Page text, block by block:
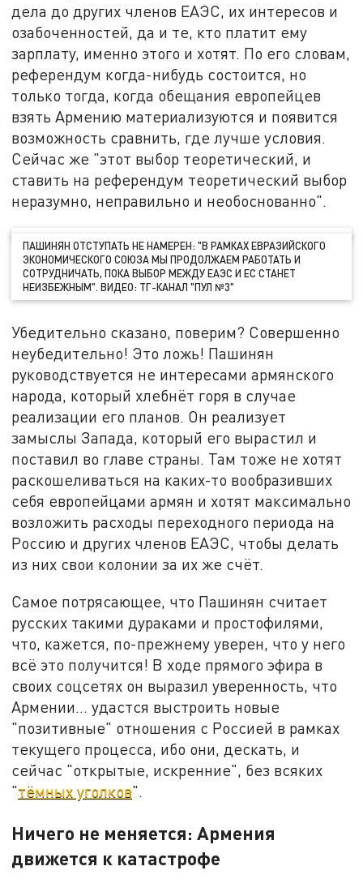
дела до других членов ЕАЭС, их интересов и
озабоченностей, да и те, кто платит ему
зарплату, именно этого и хотят. По его словам,
референдум когда-нибудь состоится, но
только тогда, когда обещания европейцев
взять Армению материализуются и появится
возможность сравнить, где лучше условия.
Сейчас же "этот выбор теоретический, и
ставить на референдум теоретический выбор
неразумно, неправильно и необоснованно".
ПАШИНЯН ОТСТУПАТЬ НЕ НАМЕРЕН: "В РАМКАХ ЕВРАЗИЙСКОГО
ЭКОНОМИЧЕСКОГО СОЮЗА МЫ ПРОДОЛЖАЕМ РАБОТАТЬ И
СОТРУДНИЧАТЬ, ПОКА ВЫБОР МЕЖДУ ЕАЭС И ЕС СТАНЕТ
НЕИЗБЕЖНЫМ". ВИДЕО: ТГ-КАНАЛ "ПУЛ №3"
Убедительно сказано, поверим? Совершенно
неубедительно! Это ложь! Пашинян
руководствуется не интересами армянского
народа, который хлебнёт горя в случае
реализации его планов. Он реализует
замыслы Запада, который его вырастил и
поставил во главе страны. Там тоже не хотят
раскошеливаться на каких-то вообразивших
себя европейцами армян и хотят максимально
возложить расходы переходного периода на
Россию и других членов ЕАЭС, чтобы делать
из них свои колонии за их же счёт.
Самое потрясающее, что Пашинян считает
русских такими дураками и простофилями,
что, кажется, по-прежнему уверен, что у него
всё это получится! В ходе прямого эфира в
своих соцсетях он выразил уверенность, что
Армении… удастся выстроить новые
"позитивные" отношения с Россией в рамках
текущего процесса, ибо они, дескать, и
сейчас "открытые, искренние", без всяких
"тёмных уголков".
Ничего не меняется: Армения
движется к катастрофе